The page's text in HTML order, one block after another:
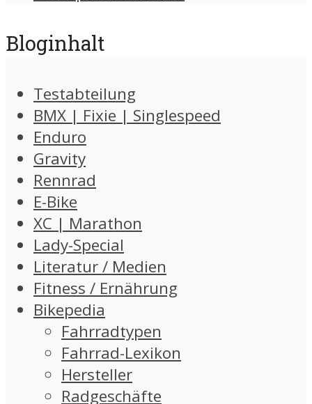
Bloginhalt
Testabteilung
BMX | Fixie | Singlespeed
Enduro
Gravity
Rennrad
E-Bike
XC | Marathon
Lady-Special
Literatur / Medien
Fitness / Ernährung
Bikepedia
Fahrradtypen
Fahrrad-Lexikon
Hersteller
Radgeschäfte